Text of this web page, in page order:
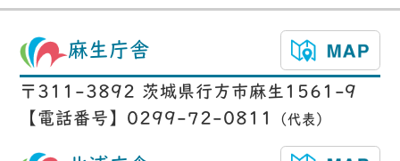
麻生庁舎
〒311-3892 茨城県行方市麻生1561-9
【電話番号】0299-72-0811
（代表）